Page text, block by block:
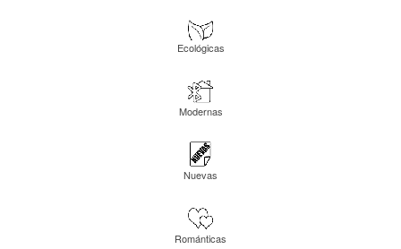
Ecológicas
Modernas
Nuevas
Románticas